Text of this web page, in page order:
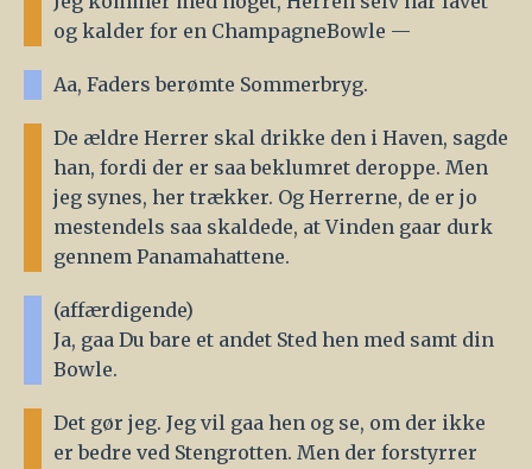
og kalder for en ChampagneBowle —
Aa, Faders berømte Sommerbryg.
De ældre Herrer skal drikke den i Haven, sagde
han, fordi der er saa beklumret deroppe. Men
jeg synes, her trækker. Og Herrerne, de er jo
mestendels saa skaldede, at Vinden gaar durk
gennem Panamahattene.
(affærdigende)
Ja, gaa Du bare et andet Sted hen med samt din
Bowle.
Det gør jeg. Jeg vil gaa hen og se, om der ikke
er bedre ved Stengrotten. Men der forstyrrer